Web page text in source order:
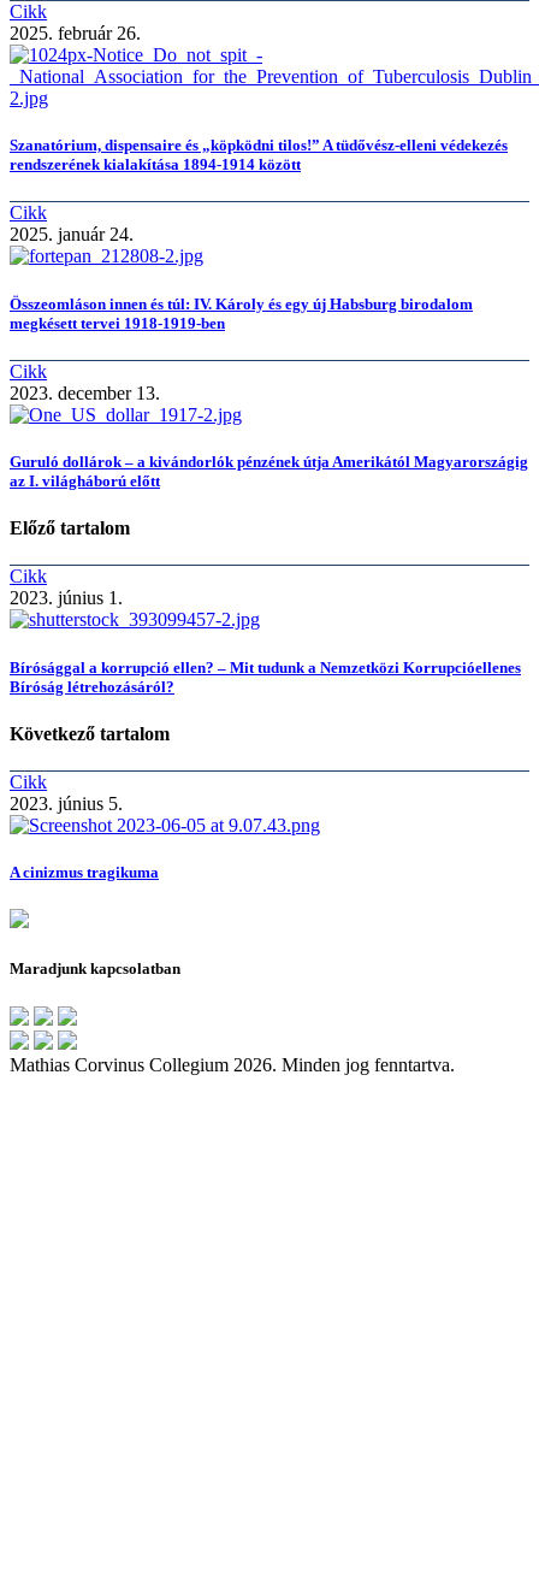
Cikk
2025. február 26.
Szanatórium, dispensaire és „köpködni tilos!” A tüdővész-elleni védekezés
rendszerének kialakítása 1894-1914 között
Cikk
2025. január 24.
Összeomláson innen és túl: IV. Károly és egy új Habsburg birodalom
megkésett tervei 1918-1919-ben
Cikk
2023. december 13.
Guruló dollárok – a kivándorlók pénzének útja Amerikától Magyarországig
az I. világháború előtt
Előző tartalom
Cikk
2023. június 1.
Bírósággal a korrupció ellen? – Mit tudunk a Nemzetközi Korrupcióellenes
Bíróság létrehozásáról?
Következő tartalom
Cikk
2023. június 5.
A cinizmus tragikuma
Maradjunk kapcsolatban
Mathias Corvinus Collegium 2026. Minden jog fenntartva.